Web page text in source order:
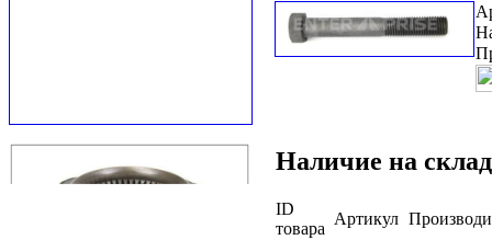
Наличие на
ID
товара
Артикул